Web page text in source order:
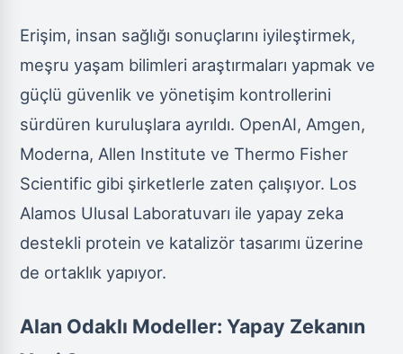
Erişim, insan sağlığı sonuçlarını iyileştirmek,
meşru yaşam bilimleri araştırmaları yapmak ve
güçlü güvenlik ve yönetişim kontrollerini
sürdüren kuruluşlara ayrıldı. OpenAI, Amgen,
Moderna, Allen Institute ve Thermo Fisher
Scientific gibi şirketlerle zaten çalışıyor. Los
Alamos Ulusal Laboratuvarı ile yapay zeka
destekli protein ve katalizör tasarımı üzerine
de ortaklık yapıyor.
Alan Odaklı Modeller: Yapay Zekanın